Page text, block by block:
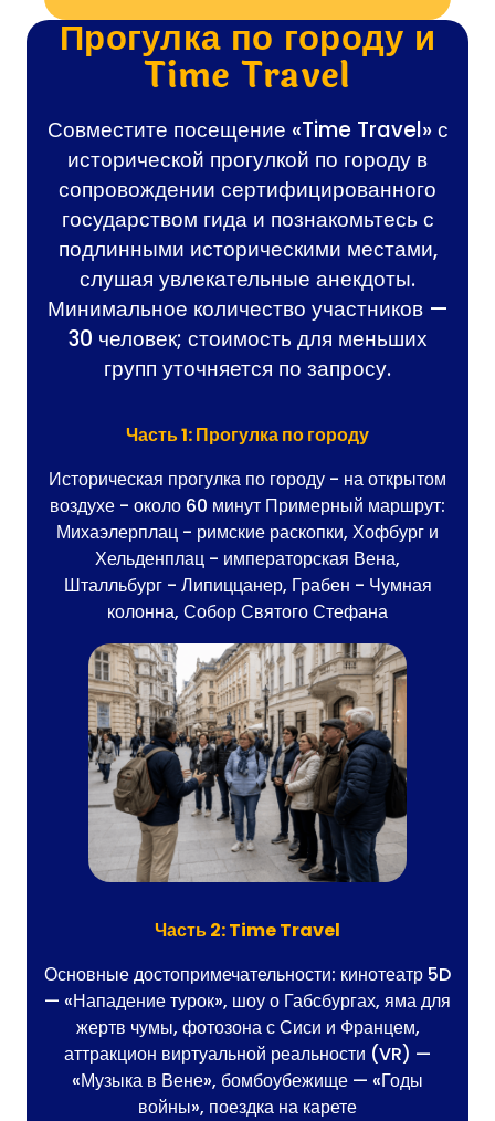
Прогулка по городу и
Time Travel
Совместите посещение «Time Travel» с
исторической прогулкой по городу в
сопровождении сертифицированного
государством гида и познакомьтесь с
подлинными историческими местами,
слушая увлекательные анекдоты.
Минимальное количество участников —
30 человек; стоимость для меньших
групп уточняется по запросу.
Часть 1: Прогулка по городу
Историческая прогулка по городу - на открытом
воздухе - около 60 минут Примерный маршрут:
Михаэлерплац - римские раскопки, Хофбург и
Хельденплац - императорская Вена,
Шталльбург - Липиццанер, Грабен - Чумная
колонна, Собор Святого Стефана
Часть 2: Time Travel
Основные достопримечательности: кинотеатр 5D
— «Нападение турок», шоу о Габсбургах, яма для
жертв чумы, фотозона с Сиси и Францем,
аттракцион виртуальной реальности (VR) —
«Музыка в Вене», бомбоубежище — «Годы
войны», поездка на карете